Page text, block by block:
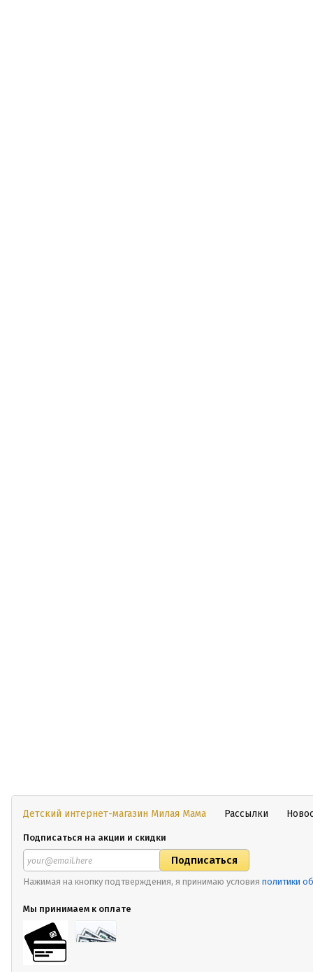
Детский интернет-магазин Милая Мама Рассылки
Подписаться на акции и скидки
Нажимая на кнопку подтверждения, я принимаю условия политики
Мы принимаем к оплате